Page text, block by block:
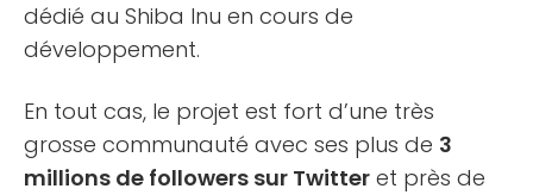
dédié au Shiba Inu en cours de
développement.
En tout cas, le projet est fort d’une très
grosse communauté avec ses plus de 3
millions de followers sur Twitter et près de